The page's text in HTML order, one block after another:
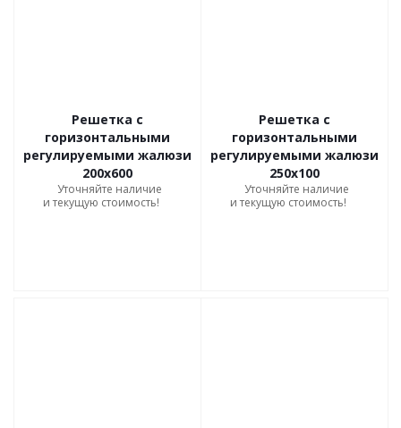
Решетка с
горизонтальными
регулируемыми жалюзи
200х600
Уточняйте наличие
и текущую стоимость!
Решетка с
горизонтальными
регулируемыми жалюзи
250х100
Уточняйте наличие
и текущую стоимость!